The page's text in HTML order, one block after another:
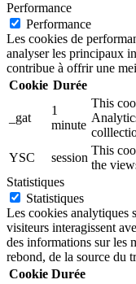
Performance
Performance
Les cookies de
analyser les principaux
contribue à offrir une
Cookie Durée
_gat
1
minute
This
YSC
session
This
the
Statistiques
Statistiques
Les cookies analytiques
visiteurs interagissent
des informations sur les
rebond, de la source du
Cookie Durée